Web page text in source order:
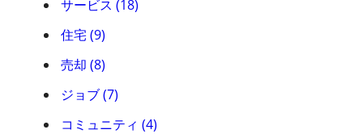
サービス (18)
住宅 (9)
売却 (8)
ジョブ (7)
コミュニティ (4)